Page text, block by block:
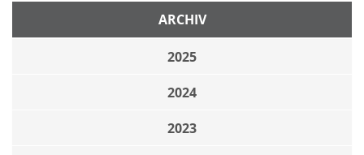
ARCHIV
2025
2024
2023